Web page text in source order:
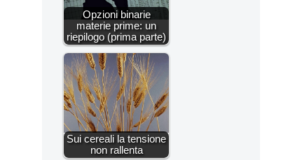
Opzioni binarie
materie prime: un
riepilogo (prima parte)
Sui cereali la tensione
non rallenta